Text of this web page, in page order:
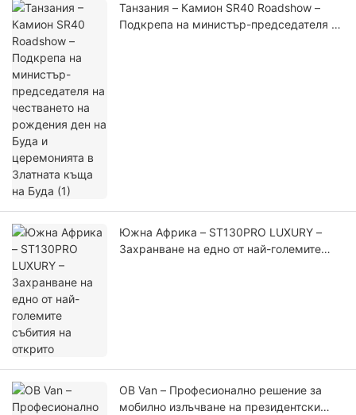
Танзания – Камион SR40 Roadshow –
Подкрепа на министър-председателя на
Южна Африка – ST130PRO LUXURY –
Захранване на едно от най-големите
OB Van – Професионално решение за
мобилно излъчване на президентски